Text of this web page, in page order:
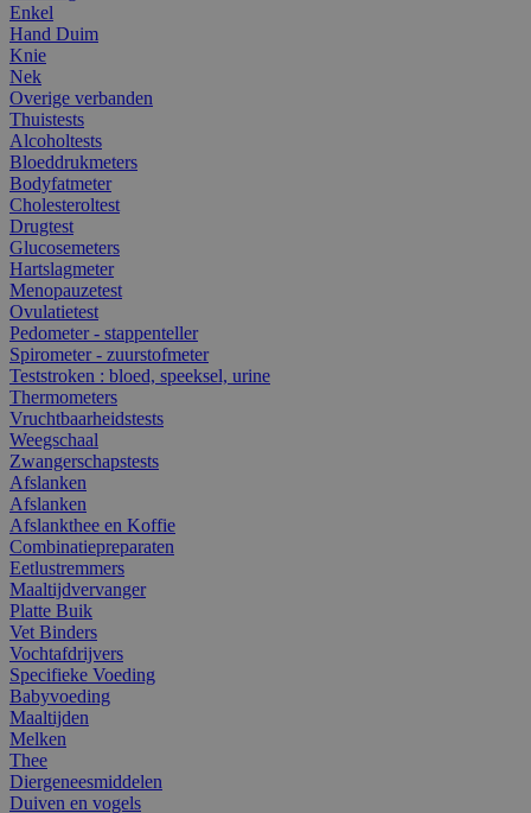
Enkel
Hand Duim
Knie
Nek
Overige verbanden
Thuistests
Alcoholtests
Bloeddrukmeters
Bodyfatmeter
Cholesteroltest
Drugtest
Glucosemeters
Hartslagmeter
Menopauzetest
Ovulatietest
Pedometer - stappenteller
Spirometer - zuurstofmeter
Teststroken : bloed, speeksel, urine
Thermometers
Vruchtbaarheidstests
Weegschaal
Zwangerschapstests
Afslanken
Afslanken
Afslankthee en Koffie
Combinatiepreparaten
Eetlustremmers
Maaltijdvervanger
Platte Buik
Vet Binders
Vochtafdrijvers
Specifieke Voeding
Babyvoeding
Maaltijden
Melken
Thee
Diergeneesmiddelen
Duiven en vogels